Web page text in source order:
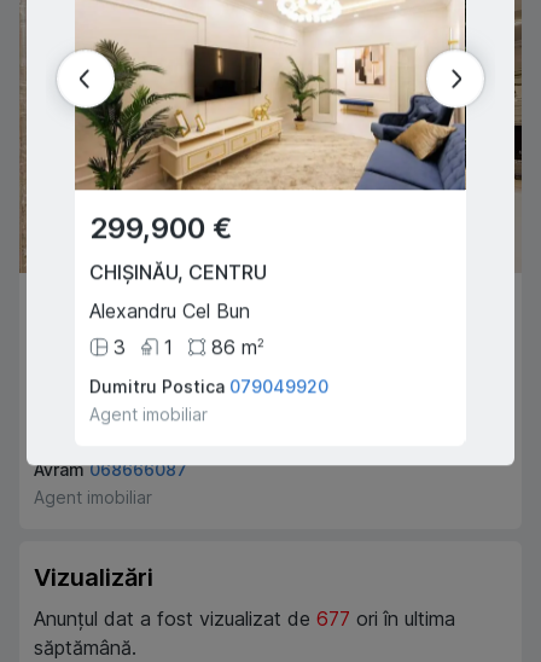
500,000 €
CHIȘINĂU,
CENTRU
Ciocarliei
3
Avram 068666087
Agent imobiliar
Vizualizări
Anunțul dat a fost vizualizat de 677 ori în ultima
săptămână.
299,900 €
CHIȘINĂU, CENTRU
Alexandru Cel Bun
3
1 86 m2
Dumitru Postica 079049920
Agent imobiliar